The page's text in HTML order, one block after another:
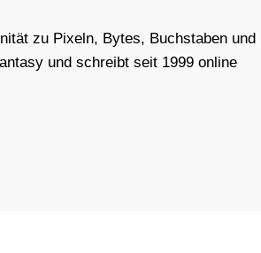
zu Pixeln, Bytes, Buchstaben und
und schreibt seit 1999 online